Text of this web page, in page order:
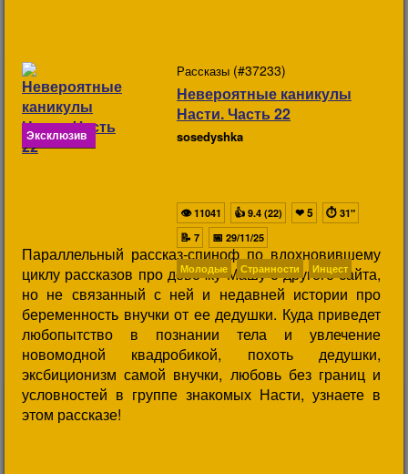
Эксклюзив
Рассказы (#37233)
Невероятные каникулы
Насти. Часть 22
sosedyshka
Параллельный рассказ-спиноф по вдохновившему
циклу рассказов про девочку Машу с другого сайта,
но не связанный с ней и недавней истории про
беременность внучки от ее дедушки. Куда приведет
любопытство в познании тела и увлечение
новомодной квадробикой, похоть дедушки,
эксбиционизм самой внучки, любовь без границ и
условностей в группе знакомых Насти, узнаете в
этом рассказе!
👁11041 👍 9.4 (22) ❤5 ⏱ 31"
📝 7 📅 29/11/25
Молодые Странности Инцест